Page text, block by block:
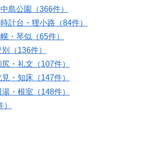
島公園（366件）
計台・狸小路（84件）
・琴似（65件）
（136件）
・礼文（107件）
・知床（147件）
・根室（148件）